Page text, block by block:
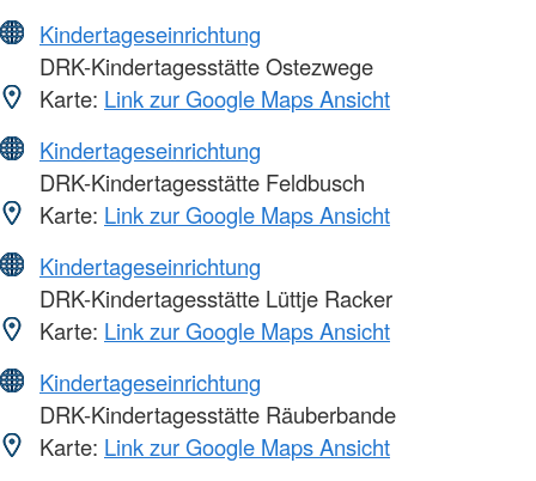
Kindertageseinrichtung
DRK-Kindertagesstätte Ostezwege
Karte: Link zur Google Maps Ansicht
Kindertageseinrichtung
DRK-Kindertagesstätte Feldbusch
Karte: Link zur Google Maps Ansicht
Kindertageseinrichtung
DRK-Kindertagesstätte Lüttje Racker
Karte: Link zur Google Maps Ansicht
Kindertageseinrichtung
DRK-Kindertagesstätte Räuberbande
Karte: Link zur Google Maps Ansicht